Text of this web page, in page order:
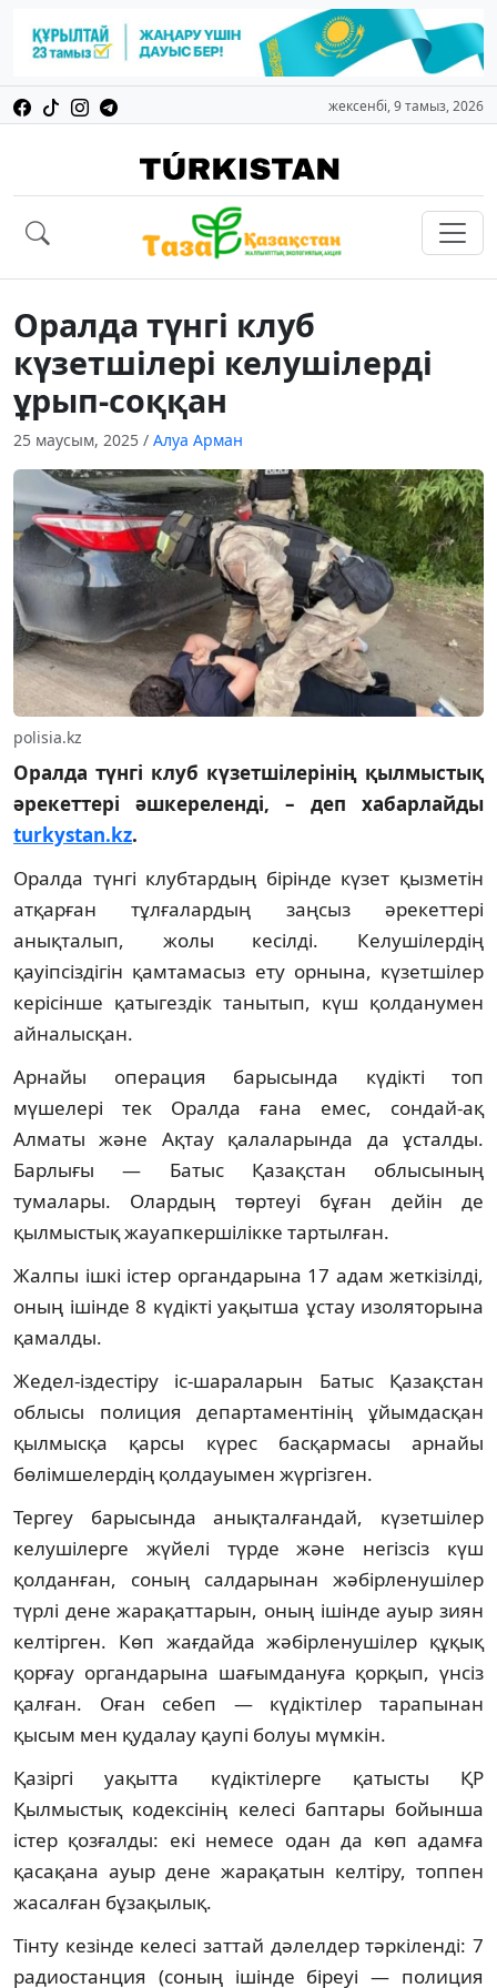
жексенбі, 9 тамыз, 2026
Оралда түнгі клуб
күзетшілері келушілерді
ұрып-соққан
25 маусым, 2025 / Алуа Арман
polisia.kz
Оралда түнгі клуб күзетшілерінің қылмыстық
әрекеттері әшкереленді, – деп хабарлайды
turkystan.kz.
Оралда түнгі клубтардың бірінде күзет қызметін
атқарған тұлғалардың заңсыз әрекеттері
анықталып, жолы кесілді. Келушілердің
қауіпсіздігін қамтамасыз ету орнына, күзетшілер
керісінше қатыгездік танытып, күш қолданумен
айналысқан.
Арнайы операция барысында күдікті топ
мүшелері тек Оралда ғана емес, сондай-ақ
Алматы және Ақтау қалаларында да ұсталды.
Барлығы — Батыс Қазақстан облысының
тумалары. Олардың төртеуі бұған дейін де
қылмыстық жауапкершілікке тартылған.
Жалпы ішкі істер органдарына 17 адам жеткізілді,
оның ішінде 8 күдікті уақытша ұстау изоляторына
қамалды.
Жедел-іздестіру іс-шараларын Батыс Қазақстан
облысы полиция департаментінің ұйымдасқан
қылмысқа қарсы күрес басқармасы арнайы
бөлімшелердің қолдауымен жүргізген.
Тергеу барысында анықталғандай, күзетшілер
келушілерге жүйелі түрде және негізсіз күш
қолданған, соның салдарынан жәбірленушілер
түрлі дене жарақаттарын, оның ішінде ауыр зиян
келтірген. Көп жағдайда жәбірленушілер құқық
қорғау органдарына шағымдануға қорқып, үнсіз
қалған. Оған себеп — күдіктілер тарапынан
қысым мен қудалау қаупі болуы мүмкін.
Қазіргі уақытта күдіктілерге қатысты ҚР
Қылмыстық кодексінің келесі баптары бойынша
істер қозғалды: екі немесе одан да көп адамға
қасақана ауыр дене жарақатын келтіру, топпен
жасалған бұзақылық.
Тінту кезінде келесі заттай дәлелдер тәркіленді: 7
радиостанция (соның ішінде біреуі — полиция